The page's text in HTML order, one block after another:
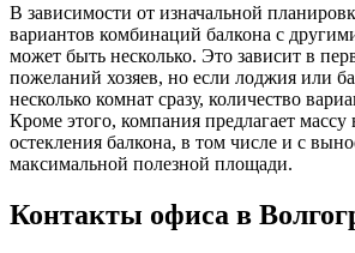
В зависимости от изначальной
вариантов комбинаций балкона с
может быть несколько. Это зависит в
пожеланий хозяев, но если лоджия или
несколько комнат сразу, количество
Кроме этого, компания предлагает массу
остекления балкона, в том числе и с
максимальной полезной площади.
Контакты офиса в